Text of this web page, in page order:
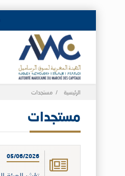
Breadcrumb
الرئيسية مستجدات
مستجدات
05/06/2026